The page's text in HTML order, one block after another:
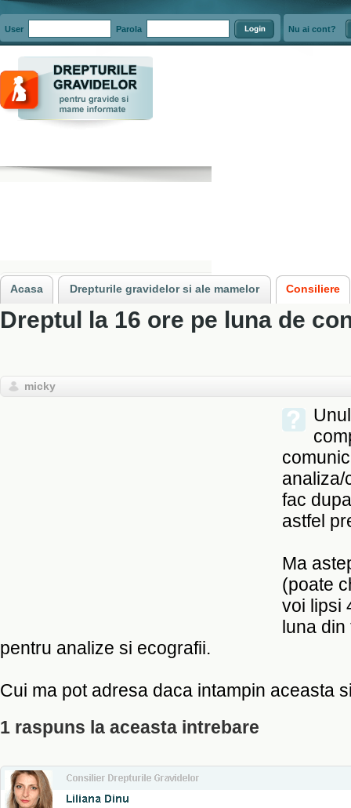
Acasa » Gravidele au dreptul la 16 ore libere lunar pentru
Dreptul la 16 ore pe luna de
micky
analiza/
fac
astfel
Ma
(poate
voi lipsi
luna
pentru analize si ecografii.
Cui ma pot adresa daca intampin aceasta
1 raspuns la aceasta intrebare
User Parola Nu ai cont?
Acasa Drepturile gravidelor si ale mamelor Consiliere